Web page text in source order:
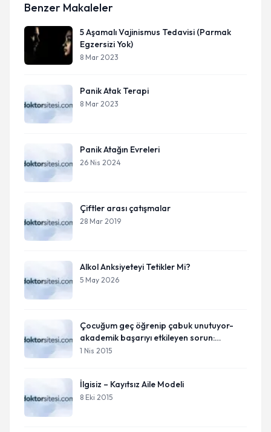
Benzer Makaleler
5 Aşamalı Vajinismus Tedavisi (Parmak
Egzersizi Yok)
8 Mar 2023
Panik Atak Terapi
8 Mar 2023
Panik Atağın Evreleri
26 Nis 2024
Çiftler arası çatışmalar
28 Mar 2019
Alkol Anksiyeteyi Tetikler Mi?
5 May 2026
Çocuğum geç öğrenip çabuk unutuyor-
akademik başarıyı etkileyen sorun:
öğrenme güçlüğü
1 Nis 2015
İlgisiz – Kayıtsız Aile Modeli
8 Eki 2015